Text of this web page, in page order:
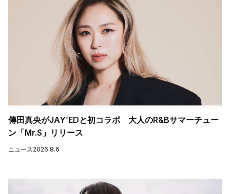
傳田真央がJAY’EDと初コラボ 大人のR&Bサマーチュー
ン「Mr.S」リリース
ニュース2026.8.6